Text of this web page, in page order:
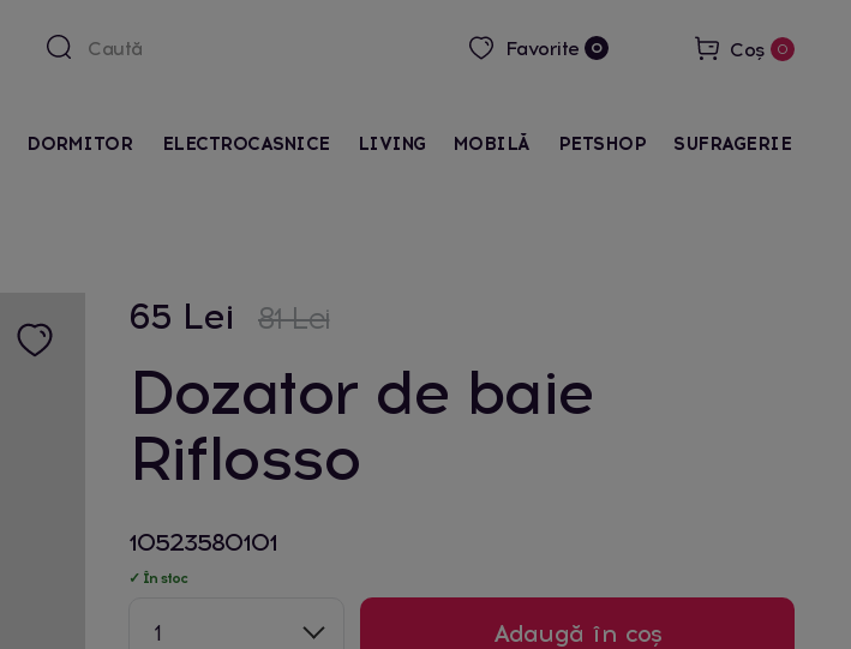
Favorite 0 Coș 0
DORMITOR ELECTROCASNICE LIVING MOBILĂ PETSHOP SUFRAGERIE
65 Lei 81 Lei
Dozator de baie
Riflosso
10523580101
✓ În stoc
1 Adaugă în coș